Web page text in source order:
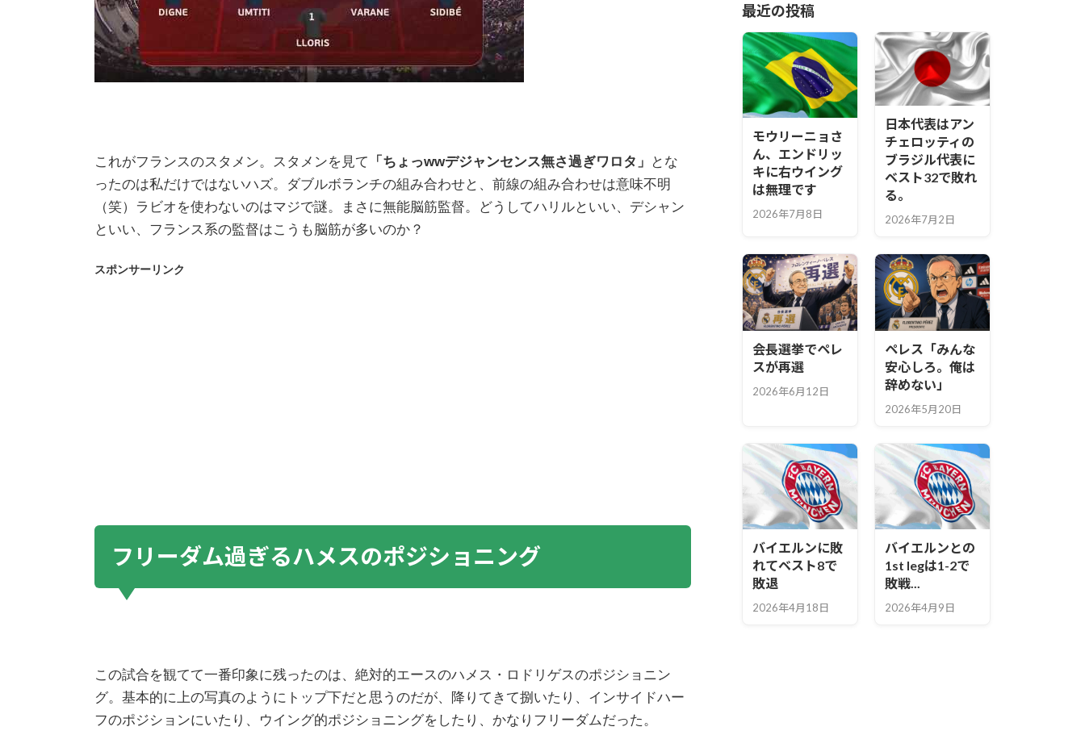
これがフランスのスタメン。スタメンを見て 「ちょっwwデジャンセンス無さ過ぎワロタ」
とな
ったのは私だけではないハズ。ダブルボランチの組み合わせと、前線の組み合わせは意味不明
（笑）ラビオを使わないのはマジで謎。まさに無能脳筋監督。どうしてハリルといい、デシャン
といい、フランス系の監督はこうも脳筋が多いのか？
スポンサーリンク
フリーダム過ぎるハメスのポジショニング
この試合を観てて一番印象に残ったのは、絶対的エースのハメス・ロドリゲスのポジショニン
グ。基本的に上の写真のようにトップ下だと思うのだが、降りてきて捌いたり、インサイドハー
フのポジションにいたり、ウイング的ポジショニングをしたり、かなりフリーダムだった。
最近の投稿
モウリーニョさ
ん、エンドリッ
キに右ウイング
は無理です
2026年7月8日
日本代表はアン
チェロッティの
ブラジル代表に
ベスト32で敗れ
る。
2026年7月2日
会長選挙でペレ
スが再選
2026年6月12日
ペレス「みんな
安心しろ。俺は
辞めない」
2026年5月20日
バイエルンに敗
れてベスト8で
敗退
2026年4月18日
バイエルンとの
1st legは1-2で
敗戦...
2026年4月9日